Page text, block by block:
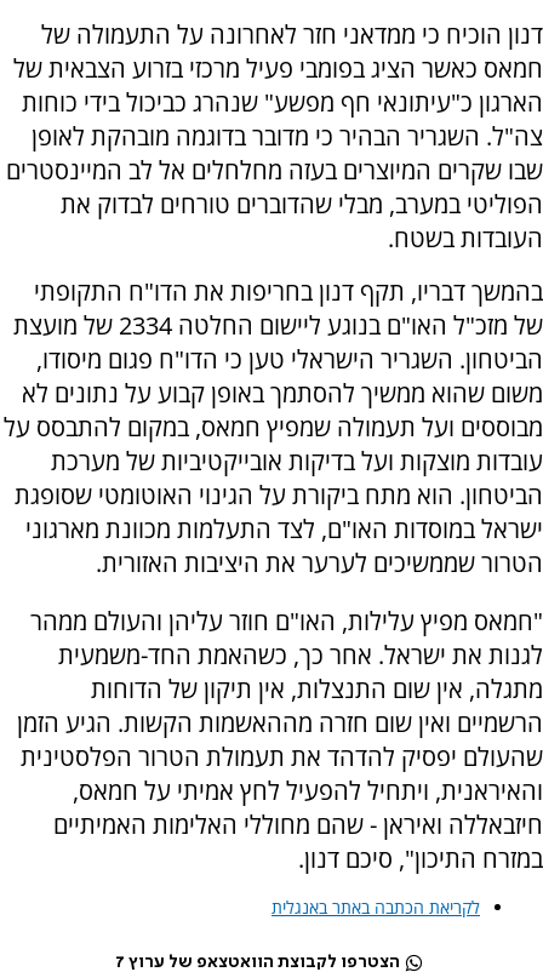
דנון הוכיח כי ממדאני חזר לאחרונה על התעמולה של
חמאס כאשר הציג בפומבי פעיל מרכזי בזרוע הצבאית של
הארגון כ"עיתונאי חף מפשע" שנהרג כביכול בידי כוחות
צה"ל. השגריר הבהיר כי מדובר בדוגמה מובהקת לאופן
שבו שקרים המיוצרים בעזה מחלחלים אל לב המיינסטרים
הפוליטי במערב, מבלי שהדוברים טורחים לבדוק את
העובדות בשטח.
בהמשך דבריו, תקף דנון בחריפות את הדו"ח התקופתי
של מזכ"ל האו"ם בנוגע ליישום החלטה 2334 של מועצת
הביטחון. השגריר הישראלי טען כי הדו"ח פגום מיסודו,
משום שהוא ממשיך להסתמך באופן קבוע על נתונים לא
מבוססים ועל תעמולה שמפיץ חמאס, במקום להתבסס על
עובדות מוצקות ועל בדיקות אובייקטיביות של מערכת
הביטחון. הוא מתח ביקורת על הגינוי האוטומטי שסופגת
ישראל במוסדות האו"ם, לצד התעלמות מכוונת מארגוני
הטרור שממשיכים לערער את היציבות האזורית.
"חמאס מפיץ עלילות, האו"ם חוזר עליהן והעולם ממהר
לגנות את ישראל. אחר כך, כשהאמת החד-משמעית
מתגלה, אין שום התנצלות, אין תיקון של הדוחות
הרשמיים ואין שום חזרה מההאשמות הקשות. הגיע הזמן
שהעולם יפסיק להדהד את תעמולת הטרור הפלסטינית
והאיראנית, ויתחיל להפעיל לחץ אמיתי על חמאס,
חיזבאללה ואיראן - שהם מחוללי האלימות האמיתיים
במזרח התיכון", סיכם דנון.
לקריאת הכתבה באתר באנגלית
הצטרפו לקבוצת הוואטצאפ של ערוץ 7